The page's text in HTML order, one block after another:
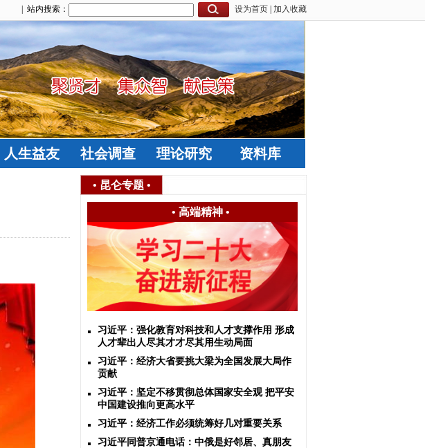
设为首页 加入收藏
| 站内搜索：
人生益友 社会调查 理论研究 资料库
• 昆仑专题 •
• 高端精神•
习近平：强化教育对科技和人才支撑作用 形成
人才辈出人尽其才才尽其用生动局面
习近平：​经济大省要挑大梁为全国发展大局作
贡献
习近平：坚定不移贯彻总体国家安全观 把平安
中国建设推向更高水平
习近平：经济工作必须统筹好几对重要关系
习近平同普京通电话：中俄是好邻居、真朋友